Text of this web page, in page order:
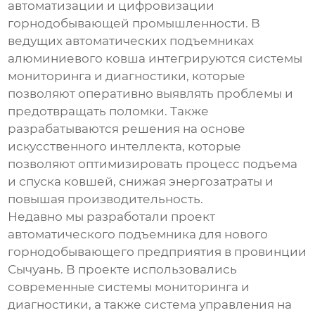
автоматизации и цифровизации
горнодобывающей промышленности. В
ведущих автоматических подъемниках
алюминиевого ковша интегрируются системы
мониторинга и диагностики, которые
позволяют оперативно выявлять проблемы и
предотвращать поломки. Также
разрабатываются решения на основе
искусственного интеллекта, которые
позволяют оптимизировать процесс подъема
и спуска ковшей, снижая энергозатраты и
повышая производительность.
Недавно мы разработали проект
автоматического подъемника для нового
горнодобывающего предприятия в провинции
Сычуань. В проекте использовались
современные системы мониторинга и
диагностики, а также система управления на